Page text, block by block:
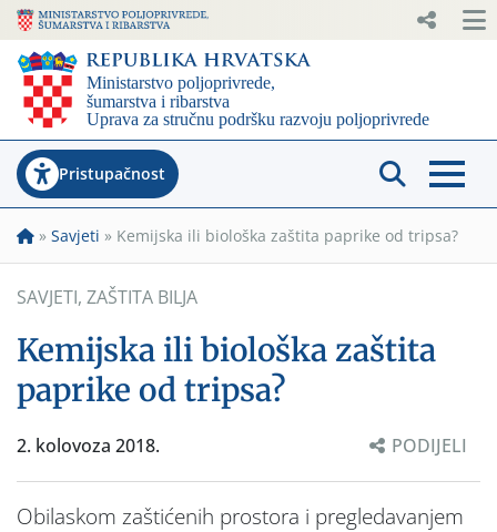
Pristupačnost
» Savjeti » Kemijska ili biološka zaštita paprike od tripsa?
SAVJETI, ZAŠTITA BILJA
Kemijska ili biološka zaštita
paprike od tripsa?
2. kolovoza 2018. PODIJELI
Obilaskom zaštićenih prostora i pregledavanjem